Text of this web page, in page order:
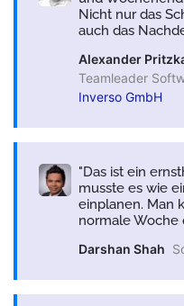
Nicht nur das
auch das
Alexander
Teamleader
Inverso GmbH
Das ist ein
musste es wie
einplanen. Man
normale Woche
Darshan Shah